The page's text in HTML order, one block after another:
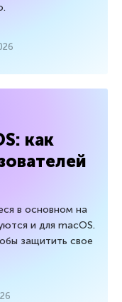
как
в основном на
и для macOS.
защитить свое